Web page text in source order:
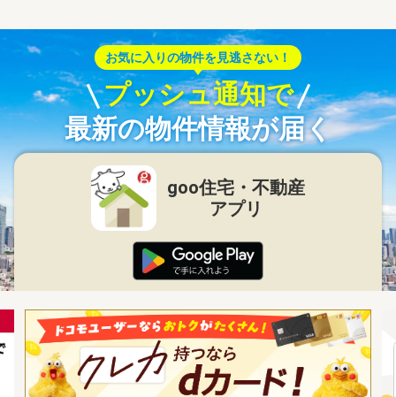
お気に入りの物件を見逃さない！
プッシュ通知で
最新の物件情報が届く
goo住宅・不動産
アプリ